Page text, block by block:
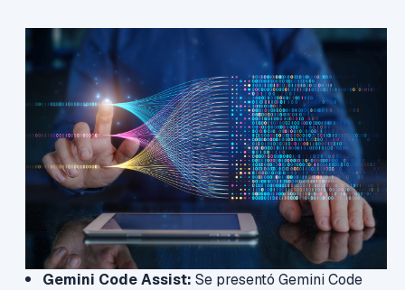
Gemini Code Assist: Se presentó Gemini Code